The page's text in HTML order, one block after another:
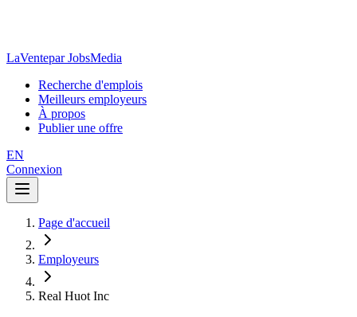
LaVentepar JobsMedia
Recherche d'emplois
Meilleurs employeurs
À propos
Publier une offre
EN
Connexion
Page d'accueil
Employeurs
Real Huot Inc